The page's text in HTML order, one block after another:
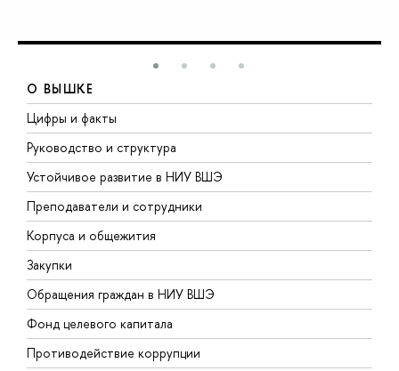
О ВЫШКЕ
Цифры и факты
Руководство и структура
Устойчивое развитие в НИУ ВШЭ
Преподаватели и сотрудники
Корпуса и общежития
Закупки
Обращения граждан в НИУ ВШЭ
Фонд целевого капитала
Противодействие коррупции